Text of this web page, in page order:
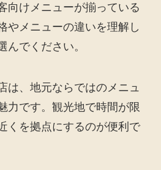
向けメニューが揃っている
やメニューの違いを理解し
んでください。
は、地元ならではのメニュ
力です。観光地で時間が限
くを拠点にするのが便利で